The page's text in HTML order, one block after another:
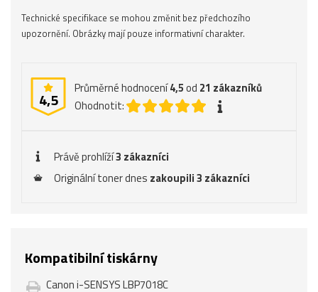
Technické specifikace se mohou změnit bez předchozího
upozornění. Obrázky mají pouze informativní charakter.
4,5
Průměrné hodnocení4,5od 21 zákazníků
Ohodnotit:
Právě prohlíží3 zákazníci
Originální toner dnes zakoupili 3 zákazníci
Kompatibilní tiskárny
Canon i-SENSYS LBP7018C